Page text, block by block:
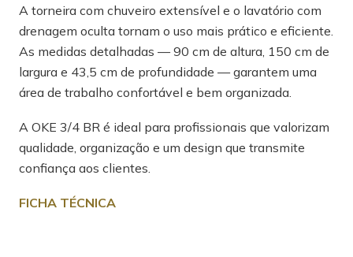
A torneira com chuveiro extensível e o lavatório com
drenagem oculta tornam o uso mais prático e eficiente.
As medidas detalhadas — 90 cm de altura, 150 cm de
largura e 43,5 cm de profundidade — garantem uma
área de trabalho confortável e bem organizada.
A OKE 3/4 BR é ideal para profissionais que valorizam
qualidade, organização e um design que transmite
confiança aos clientes.
FICHA TÉCNICA